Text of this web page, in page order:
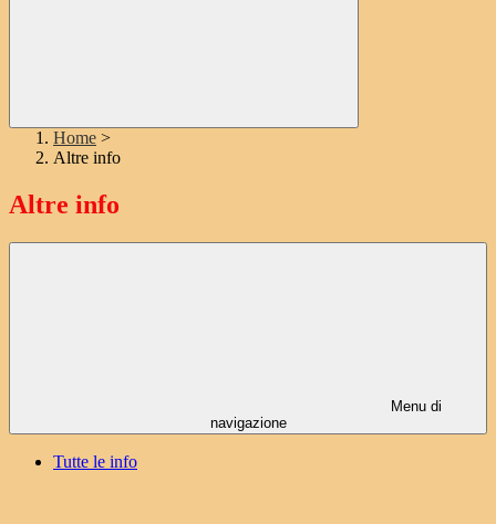
Home >
Altre info
Altre info
Menu di
navigazione
Tutte le info